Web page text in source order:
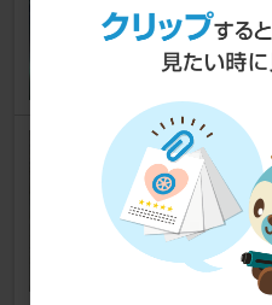
34
シー
付け
スペー
菜っち
95